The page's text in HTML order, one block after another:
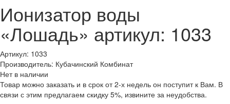
Ионизатор воды
«Лошадь» артикул: 1033
Артикул: 1033
Производитель: Кубачинский Комбинат
Нет в наличии
Товар можно заказать и в срок от 2-х недель он поступит к Вам. В
связи с этим предлагаем скидку 5%, извините за неудобства.